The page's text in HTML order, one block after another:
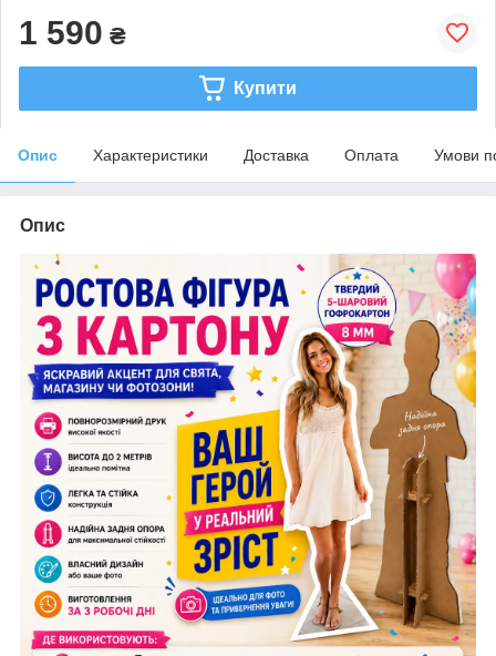
1 590 ₴
Купити
Опис Характеристики Доставка Оплата Умови
Опис